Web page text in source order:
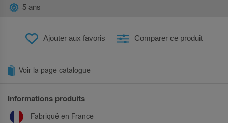
Ajouter aux favoris Comparer ce produit
5 ans
Voir la page catalogue
Informations produits
Fabriqué en France